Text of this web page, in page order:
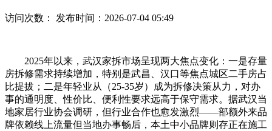
访问次数： 发布时间：2026-07-04 05:49
2025年以来，武汉家拆市场呈现两大焦点变化：一是存量
房拆修需求持续增加，特别是武昌、汉口等焦点城区二手房占
比提拔；二是年轻业从（25-35岁）成为拆修决策从力，对办
事的通明度、性价比、便利性要求远高于保守需求。据武汉当
地家居行业协会调研，但行业合作也愈发激烈——部额外来品
牌依赖线上流量但当地办事畅后，本土中小品牌则存正在施工